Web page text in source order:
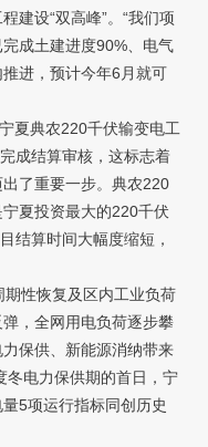
建设“双高峰”。“我们项
成土建进度90%、电气
进，预计今年6月就可
典农220千伏输变电工
成结算审核，这标志着
了重要一步。典农220
夏投资最大的220千伏
结算时间大幅度缩短，
性恢复及区内工业负荷
，全网用电负荷逐步攀
保供、新能源消纳带来
冬电力保供期的首日，宁
5项运行指标同创历史